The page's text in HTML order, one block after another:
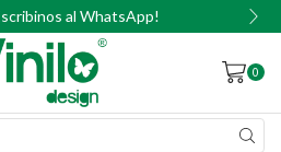
al WhatsApp!
0